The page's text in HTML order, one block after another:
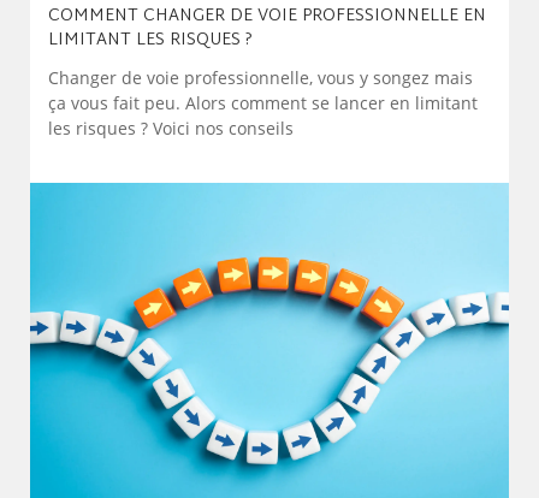
COMMENT CHANGER DE VOIE PROFESSIONNELLE EN
LIMITANT LES RISQUES ?
Changer de voie professionnelle, vous y songez mais
ça vous fait peu. Alors comment se lancer en limitant
les risques ? Voici nos conseils